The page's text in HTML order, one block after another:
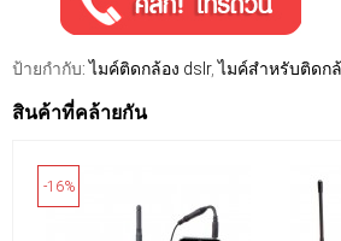
ป้ายกำกับ: ไมค์ติดกล้อง dslr,ไมค์สำหรับติดก
สินค้าที่คล้ายกัน
-16%